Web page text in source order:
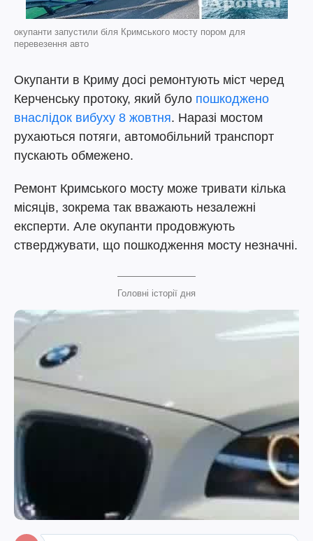
окупанти запустили біля Кримського мосту пором для
перевезення авто
Окупанти в Криму досі ремонтують міст черед
Керченську протоку, який було пошкоджено
внаслідок вибуху 8 жовтня. Наразі мостом
рухаються потяги, автомобільний транспорт
пускають обмежено.
Ремонт Кримського мосту може тривати кілька
місяців, зокрема так вважають незалежні
експерти. Але окупанти продовжують
стверджувати, що пошкодження мосту незначні.
Головні історії дня